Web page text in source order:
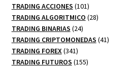
TRADING ACCIONES 101101
productos
TRADING ALGORITMICO 2828
TRADING BINARIAS 2424
productos
TRADING CRIPTOMONEDAS 4141
TRADING FOREX 341341
productos
TRADING FUTUROS 155155